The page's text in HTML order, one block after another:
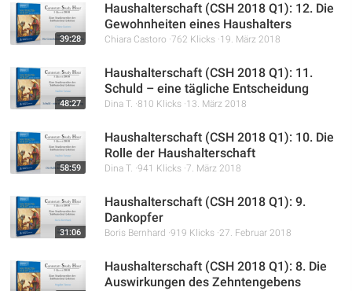
39:28
Haushalterschaft (CSH 2018 Q1): 12. Die
Gewohnheiten eines Haushalters
Chiara Castoro 762 Klicks 19. März 2018
48:27
Haushalterschaft (CSH 2018 Q1): 11.
Schuld – eine tägliche Entscheidung
Dina T. 810 Klicks 13. März 2018
58:59
Haushalterschaft (CSH 2018 Q1): 10. Die
Rolle der Haushalterschaft
Dina T. 941 Klicks 7. März 2018
31:06
Haushalterschaft (CSH 2018 Q1): 9.
Dankopfer
Boris Bernhard 919 Klicks 27. Februar 2018
Haushalterschaft (CSH 2018 Q1): 8. Die
Auswirkungen des Zehntengebens